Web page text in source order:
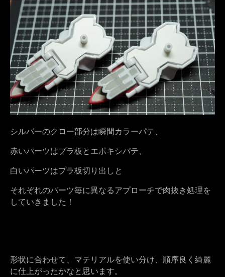
シルバーのクロー部分は瞬間カラーパテ、
赤いパーツはプラ板とエポキシパテ、
白いパーツはプラ板切り出しと
それぞれのパーツ毎に異なるアプローチで肉抜き処理を
していきました！
形状に合わせて、マテリアルを使い分け、順序良く綺麗
に仕上がったかなと思います。